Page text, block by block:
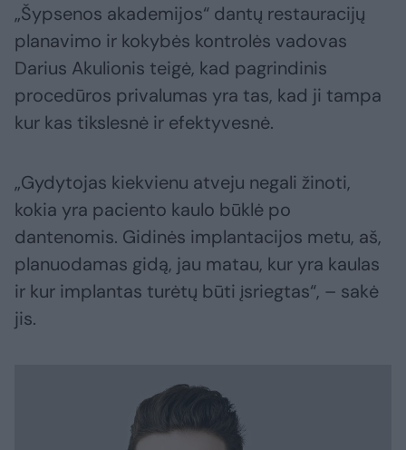
„Šypsenos akademijos“ dantų restauracijų
planavimo ir kokybės kontrolės vadovas
Darius Akulionis teigė, kad pagrindinis
procedūros privalumas yra tas, kad ji tampa
kur kas tikslesnė ir efektyvesnė.
„Gydytojas kiekvienu atveju negali žinoti,
kokia yra paciento kaulo būklė po
dantenomis. Gidinės implantacijos metu, aš,
planuodamas gidą, jau matau, kur yra kaulas
ir kur implantas turėtų būti įsriegtas“, – sakė
jis.